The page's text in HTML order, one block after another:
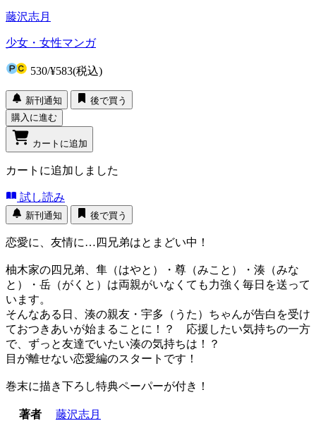
藤沢志月
少女・女性マンガ
530/¥583(税込)
新刊通知
後で買う
購入に進む
カートに追加
カートに追加しました
試し読み
新刊通知 後で買う
恋愛に、友情に…四兄弟はとまどい中！
柚木家の四兄弟、隼（はやと）・尊（みこと）・湊（みな
と）・岳（がくと）は両親がいなくても力強く毎日を送って
います。
そんなある日、湊の親友・宇多（うた）ちゃんが告白を受け
ておつきあいが始まることに！？ 応援したい気持ちの一方
で、ずっと友達でいたい湊の気持ちは！？
目が離せない恋愛編のスタートです！
巻末に描き下ろし特典ペーパーが付き！
著者
藤沢志月